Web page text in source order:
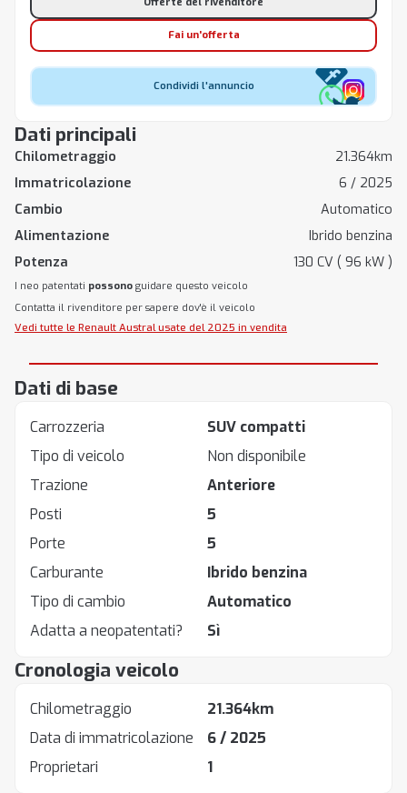
Dati principali
Chilometraggio
21.364km
Immatricolazione
6 / 2025
Cambio
Automatico
Alimentazione
Ibrido benzina
Potenza
130 CV ( 96 kW )
I neo patentati possono guidare questo veicolo
Contatta il rivenditore per sapere dov'è il veicolo
Vedi tutte le Renault Austral usate del 2025 in vendita
Fai un'offerta
Condividi l'annuncio
Dati di base
Carrozzeria
SUV compatti
Tipo di veicolo
Non disponibile
Trazione
Anteriore
Posti
5
Porte
5
Carburante
Ibrido benzina
Tipo di cambio
Automatico
Adatta a neopatentati?
Sì
Cronologia veicolo
Chilometraggio
21.364km
Data di immatricolazione
6 / 2025
Proprietari
1